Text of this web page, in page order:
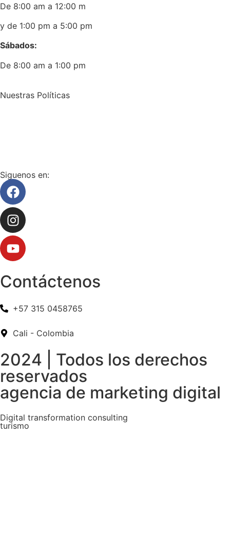
De 8:00 am a 12:00 m
y de 1:00 pm a 5:00 pm
Sábados:
De 8:00 am a 1:00 pm
Nuestras Políticas
Siguenos en:
Contáctenos
+57 315 0458765
Cali - Colombia
2024 | Todos los derechos
reservados
agencia de marketing digital
Digital transformation consulting
turismo